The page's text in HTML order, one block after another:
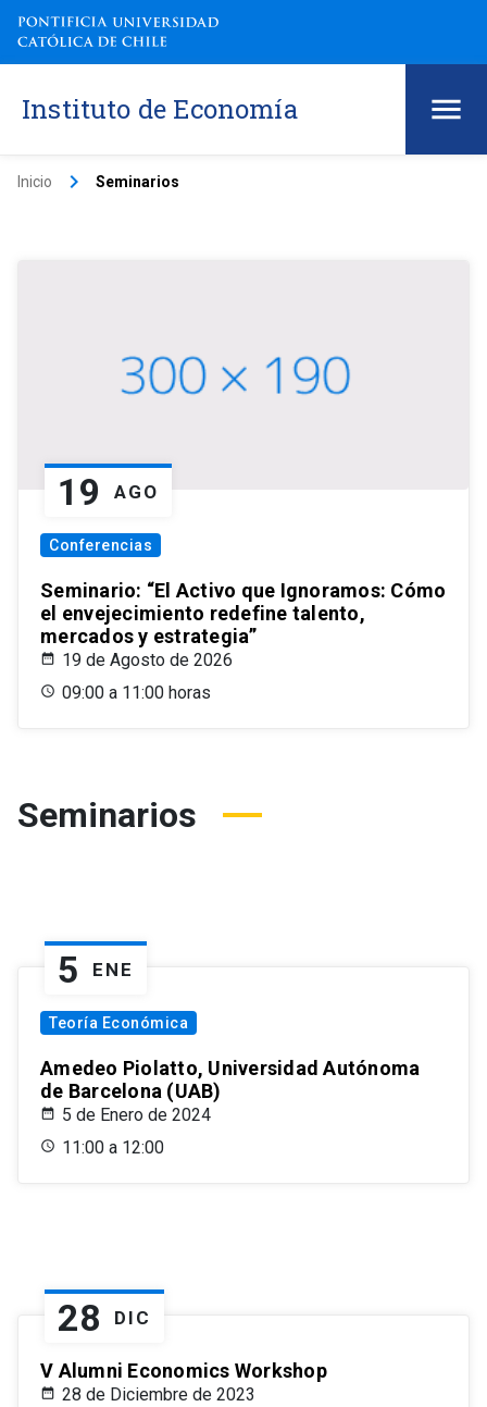
Instituto de Economía
Inicio keyboard_arrow_right Seminarios
19 AGO
Conferencias
Seminario: “El Activo que Ignoramos: Cómo
el envejecimiento redefine talento,
mercados y estrategia”
19 de Agosto de 2026
09:00 a 11:00 horas
Seminarios
5 ENE
Teoría Económica
Amedeo Piolatto, Universidad Autónoma
de Barcelona (UAB)
5 de Enero de 2024
11:00 a 12:00
28 DIC
V Alumni Economics Workshop
28 de Diciembre de 2023